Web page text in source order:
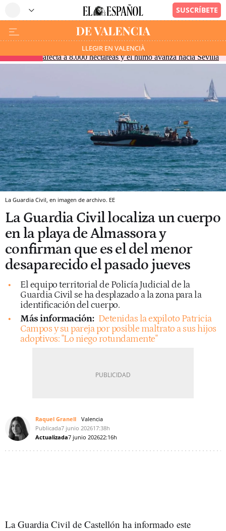
LLEGIR EN VALENCIÀ
El incendio de Niebla duplica su superficie en un día:
afecta a 8.000 hectáreas y el humo avanza hacia Sevilla
La Guardia Civil, en imagen de archivo. EE
La Guardia Civil localiza un cuerpo
en la playa de Almassora y
confirman que es el del menor
desaparecido el pasado jueves
El equipo territorial de Policía Judicial de la
Guardia Civil se ha desplazado a la zona para la
identificación del cuerpo.
Más información: Detenidas la expiloto Patricia
Campos y su pareja por posible maltrato a sus hijos
adoptivos: "Lo niego rotundamente"
Raquel Granell
Valencia
Publicada7 junio 202617:38h
Actualizada7 junio 202622:16h
La Guardia Civil de Castellón ha informado este